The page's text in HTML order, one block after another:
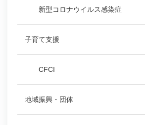
新型コロナウイルス感染症
子育て支援
CFCI
地域振興・団体